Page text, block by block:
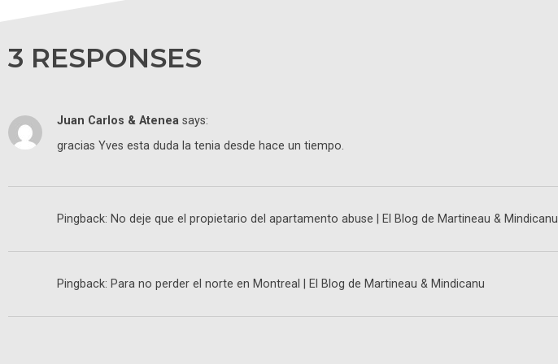
3 RESPONSES
Juan Carlos & Atenea says:
gracias Yves esta duda la tenia desde hace un tiempo.
Pingback: No deje que el propietario del apartamento abuse | El Blog de Martineau & Mindicanu
Pingback: Para no perder el norte en Montreal | El Blog de Martineau & Mindicanu